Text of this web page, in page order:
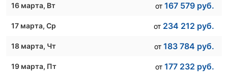
16 марта, Вт от 167 579 руб.
17 марта, Ср от 234 212 руб.
18 марта, Чт от 183 784 руб.
19 марта, Пт от 177 232 руб.